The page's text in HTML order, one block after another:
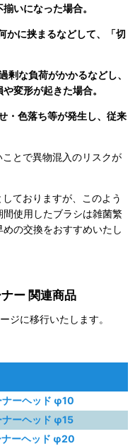
いになった場合。
かに挟まるなどして、「切
な負荷がかかるなどし、
変形が起きた場合。
・色落ち等が発生し、従来
とで異物混入のリスクが
ておりますが、このよう
使用したブラシは雑菌繁
の交換をおすすめいたし
ー 関連商品
ジに移行いたします。
ナーヘッド φ10
ナーヘッド φ15
ナーヘッド φ20